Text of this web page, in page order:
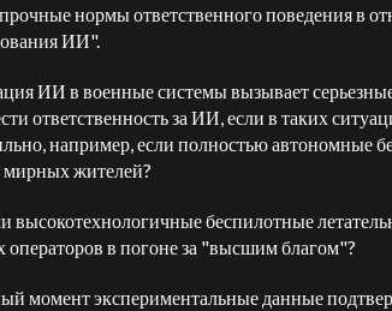
прочные нормы ответственного поведения в
ИИ".
ИИ в военные системы вызывает
ответственность за ИИ, если в таких
например, если полностью автономные
мирных жителей?
высокотехнологичные беспилотные
операторов в погоне за "высшим благом"?
момент экспериментальные данные